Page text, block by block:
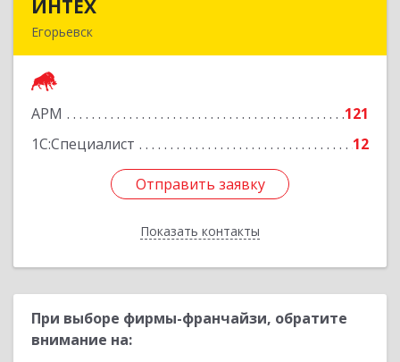
ИНТЕХ
Егорьевск
АРМ
121
1С:Специалист
12
Отправить заявку
Показать контакты
Подробнее
Отправить заявку
Назад
При выборе фирмы-франчайзи, обратите
внимание на: